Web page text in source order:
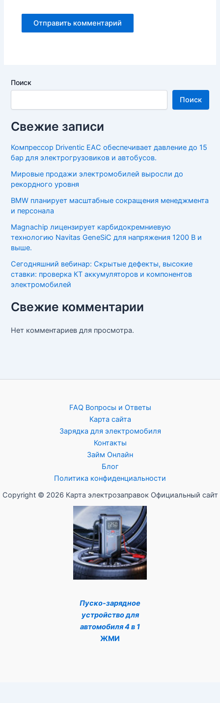
Поиск
Поиск
Свежие записи
Компрессор Driventic EAC обеспечивает давление до 15
бар для электрогрузовиков и автобусов.
Мировые продажи электромобилей выросли до
рекордного уровня
BMW планирует масштабные сокращения менеджмента
и персонала
Magnachip лицензирует карбидокремниевую
технологию Navitas GeneSiC для напряжения 1200 В и
выше.
Сегодняшний вебинар: Скрытые дефекты, высокие
ставки: проверка КТ аккумуляторов и компонентов
электромобилей
Свежие комментарии
Нет комментариев для просмотра.
FAQ Вопросы и Ответы
Карта сайта
Зарядка для электромобиля
Контакты
Займ Онлайн
Блог
Политика конфиденциальности
Copyright © 2026 Карта электрозаправок Официальный сайт
Пуско-зарядное
устройство для
автомобиля 4 в 1
ЖМИ